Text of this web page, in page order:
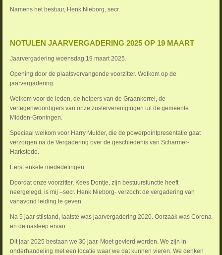
Namens het bestuur, Henk Nieborg, secr.
NOTULEN JAARVERGADERING 2025 OP 19 MAART
Jaarvergadering woensdag 19 maart 2025.
Opening door de plaatsvervangende voorzitter. Welkom op de
jaarvergadering.
Welkom voor de leden, de helpers van de Graankorrel, de
vertegenwoordigers van onze zusterverenigingen uit de gemeente
Midden-Groningen.
Speciaal welkom voor Harry Mulder, die de powerpointpresentatie gaat
verzorgen na de Vergadering over de geschiedenis van Scharmer-
Harkstede.
Eerst enkele mededelingen:
Doordat onze voorzitter, Kees Dontje, zijn bestuursfunctie heeft
neergelegd, is mij –secr. Henk Nieborg- verzocht de vergadering van
vanavond leiding te geven.
Na 5 jaar stilstand, laatste was jaarvergadering 2020. Oorzaak was Corona
en de nasleep ervan.
Dit jaar 2025 bestaan we 30 jaar. Moet gevierd worden. We zijn in
onderhandeling met een locatie waar we dat kunnen vieren. We denken